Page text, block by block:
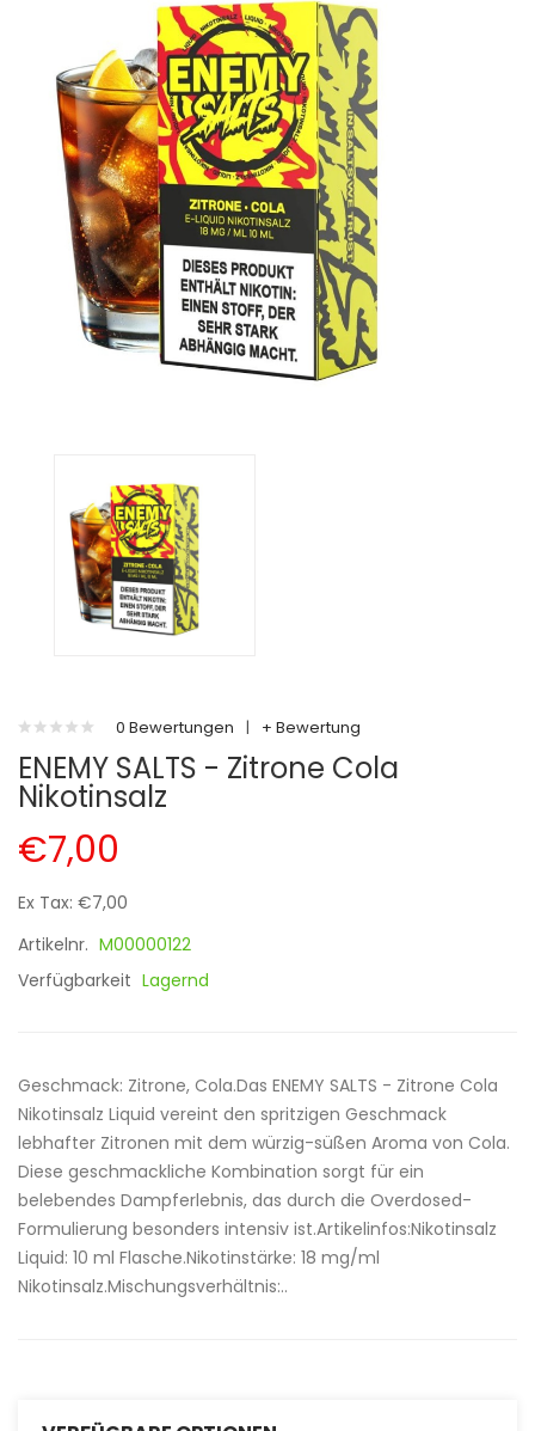
0 Bewertungen | + Bewertung
ENEMY SALTS - Zitrone Cola
Nikotinsalz
€7,00
Ex Tax: €7,00
Artikelnr. M00000122
Verfügbarkeit Lagernd
Geschmack: Zitrone, Cola.Das ENEMY SALTS - Zitrone Cola
Nikotinsalz Liquid vereint den spritzigen Geschmack
lebhafter Zitronen mit dem würzig-süßen Aroma von Cola.
Diese geschmackliche Kombination sorgt für ein
belebendes Dampferlebnis, das durch die Overdosed-
Formulierung besonders intensiv ist.Artikelinfos:Nikotinsalz
Liquid: 10 ml Flasche.Nikotinstärke: 18 mg/ml
Nikotinsalz.Mischungsverhältnis:..